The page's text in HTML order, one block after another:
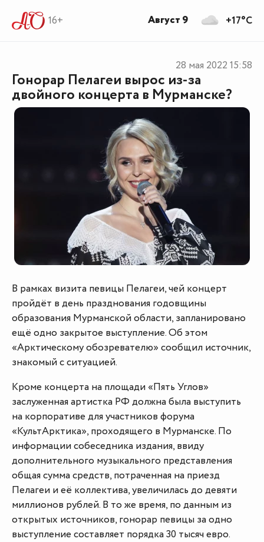
16+
Гонорар Пелагеи вырос из-за
двойного концерта в Мурманске?
28 мая 2022 15:58
В рамках визита певицы Пелагеи, чей концерт
пройдёт в день празднования годовщины
образования Мурманской области, запланировано
ещё одно закрытое выступление. Об этом
«Арктическому обозревателю» сообщил источник,
знакомый с ситуацией.
Кроме концерта на площади «Пять Углов»
заслуженная артистка РФ должна была выступить
на корпоративе для участников форума
«КультАрктика», проходящего в Мурманске. По
информации собеседника издания, ввиду
дополнительного музыкального представления
общая сумма средств, потраченная на приезд
Пелагеи и её коллектива, увеличилась до девяти
миллионов рублей. В то же время, по данным из
открытых источников, гонорар певицы за одно
выступление составляет порядка 30 тысяч евро.
+17°C
Август 9